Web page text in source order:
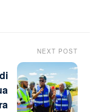
NEXT POST